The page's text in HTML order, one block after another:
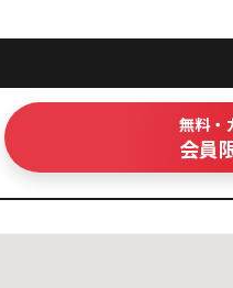
無料・
会員